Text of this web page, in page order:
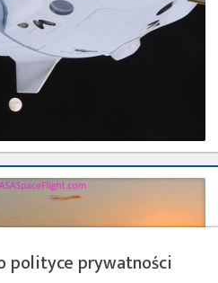
polityce prywatności